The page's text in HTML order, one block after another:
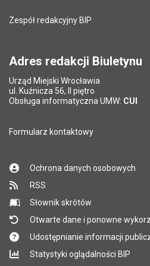
Pytanie antyspamowe
*
Pole wymagane
Zespół redakcyjny BIP
Adres redakcji Biuletynu
Urząd Miejski Wrocławia
ul. Kuźnicza 56, II piętro
Obsługa informatyczna UMW: CUI
Formularz kontaktowy
Ochrona danych osobowych
RSS
Słownik skrótów
Otwarte dane i ponowne
Udostępnianie informacji
Statystyki oglądalności BIP